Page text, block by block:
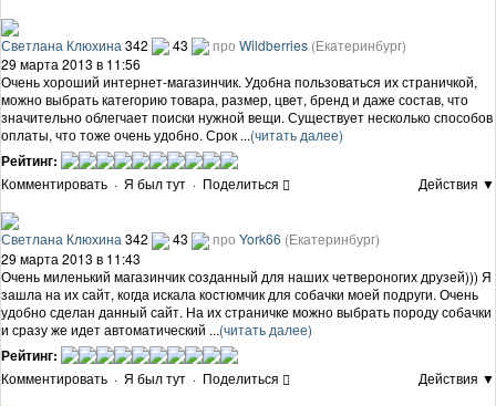
Светлана Клюхина 342 43 про Wildberries (Екатеринбург)
29 марта 2013 в 11:56
Очень хороший интернет-магазинчик. Удобна пользоваться их страничкой,
можно выбрать категорию товара, размер, цвет, бренд и даже состав, что
значительно облегчает поиски нужной вещи. Существует несколько способов
оплаты, что тоже очень удобно. Срок ...(читать далее)
Рейтинг:
Комментировать · Я был тут · Поделиться Действия ▼
Светлана Клюхина 342 43 про York66 (Екатеринбург)
29 марта 2013 в 11:43
Очень миленький магазинчик созданный для наших четвероногих друзей))) Я
зашла на их сайт, когда искала костюмчик для собачки моей подруги. Очень
удобно сделан данный сайт. На их страничке можно выбрать породу собачки
и сразу же идет автоматический ...(читать далее)
Рейтинг:
Комментировать · Я был тут · Поделиться Действия ▼